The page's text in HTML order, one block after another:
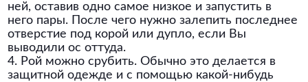
ней, оставив одно самое низкое и запустить в
него пары. После чего нужно залепить последнее
отверстие под корой или дупло, если Вы
выводили ос оттуда.
4. Рой можно срубить. Обычно это делается в
защитной одежде и с помощью какой-нибудь